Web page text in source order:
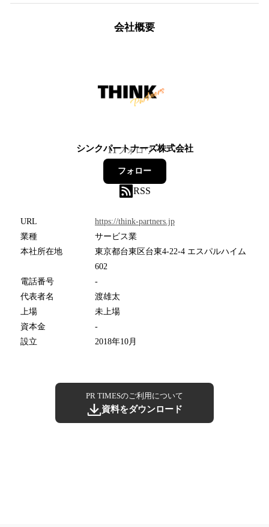
会社概要
シンクパートナーズ株式会社
11フォロワー
フォロー
RSS
URL
https://think-partners.jp
業種
サービス業
本社所在地
東京都台東区台東4-22-4 エスパルハイム
602
電話番号
-
代表者名
渡雄太
上場
未上場
資本金
-
設立
2018年10月
PR TIMESのご利用について
資料をダウンロード